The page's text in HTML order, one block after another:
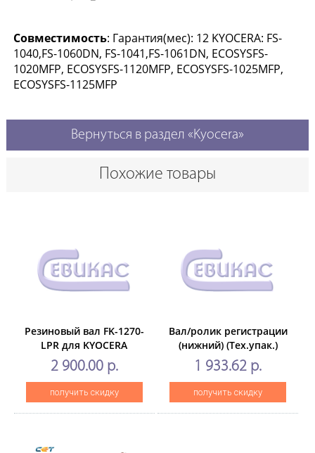
Совместимость: Гарантия(мес): 12 KYOCERA: FS-
1040,FS-1060DN, FS-1041,FS-1061DN, ECOSYSFS-
1020MFP, ECOSYSFS-1120MFP, ECOSYSFS-1025MFP,
ECOSYSFS-1125MFP
Вернуться в раздел «Kyocera»
Похожие товары
Резиновый вал FK-1270-
LPR для KYOCERA
ECOSYSPA4000x/wx,
MA4000x/fx/wfx/wifx
(CET), CET221035
2 900.00 р.
получить скидку
Вал/ролик регистрации
(нижний) (Тех.упак.)
Kyocera
ECOSYSM2040dn/M2540dn/
302RV94250
1 933.62 р.
получить скидку